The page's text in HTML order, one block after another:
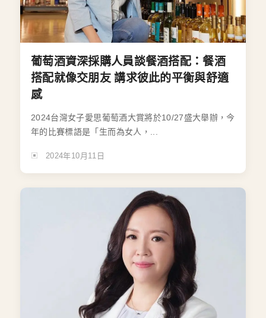
葡萄酒資深採購人員談餐酒搭配：餐酒
搭配就像交朋友 講求彼此的平衡與舒適
感
2024台灣女子愛思葡萄酒大賞將於10/27盛大舉辦，今
年的比賽標語是「生而為女人，...
2024年10月11日